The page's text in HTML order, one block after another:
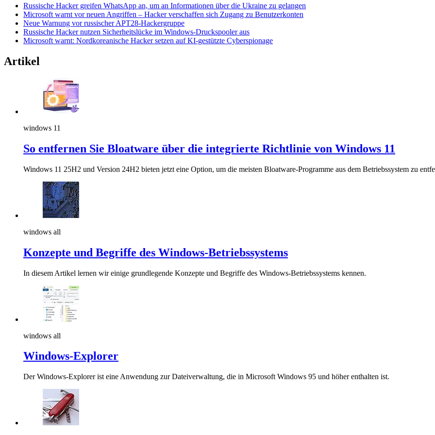
Russische Hacker greifen WhatsApp an, um an Informationen über die Ukraine zu gelangen
Microsoft warnt vor neuen Angriffen – Hacker verschaffen sich Zugang zu Benutzerkonten
Neue Warnung vor russischer APT28-Hackergruppe
Russische Hacker nutzen Sicherheitslücke im Windows-Druckspooler aus
Microsoft warnt: Nordkoreanische Hacker setzen auf KI-gestützte Cyberspionage
Artikel
windows 11
So entfernen Sie Bloatware über die integrierte Richtlinie von Windows 11
Windows 11 25H2 und Version 24H2 bieten jetzt eine Option, um die meisten Bloatware-Programme aus dem Betriebssystem zu
windows all
Konzepte und Begriffe des Windows-Betriebssystems
In diesem Artikel lernen wir einige grundlegende Konzepte und Begriffe des Windows-Betriebssystems kennen.
windows all
Windows-Explorer
Der Windows-Explorer ist eine Anwendung zur Dateiverwaltung, die in Microsoft Windows 95 und höher enthalten ist.